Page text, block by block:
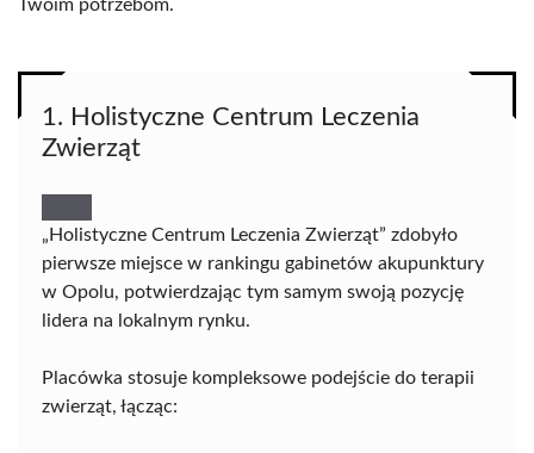
Twoim potrzebom.
1. Holistyczne Centrum Leczenia
Zwierząt
„Holistyczne Centrum Leczenia Zwierząt” zdobyło
pierwsze miejsce w rankingu gabinetów akupunktury
w Opolu, potwierdzając tym samym swoją pozycję
lidera na lokalnym rynku.
Placówka stosuje kompleksowe podejście do terapii
zwierząt, łącząc: